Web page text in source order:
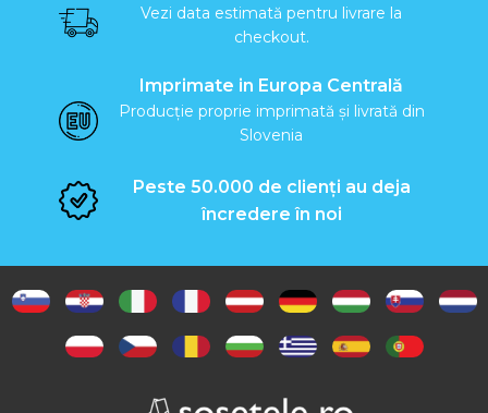
Vezi data estimată pentru livrare la
checkout.
Imprimate in Europa Centrală
Producție proprie imprimată și livrată din
Slovenia
Peste 50.000 de clienți au deja
încredere în noi